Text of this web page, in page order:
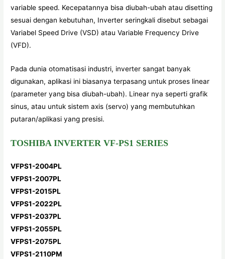
variable speed. Kecepatannya bisa diubah-ubah atau disetting
sesuai dengan kebutuhan, Inverter seringkali disebut sebagai
Variabel Speed Drive (VSD) atau Variable Frequency Drive
(VFD).
Pada dunia otomatisasi industri, inverter sangat banyak
digunakan, aplikasi ini biasanya terpasang untuk proses linear
(parameter yang bisa diubah-ubah). Linear nya seperti grafik
sinus, atau untuk sistem axis (servo) yang membutuhkan
putaran/aplikasi yang presisi.
TOSHIBA INVERTER VF-PS1 SERIES
VFPS1-2004PL
VFPS1-2007PL
VFPS1-2015PL
VFPS1-2022PL
VFPS1-2037PL
VFPS1-2055PL
VFPS1-2075PL
VFPS1-2110PM